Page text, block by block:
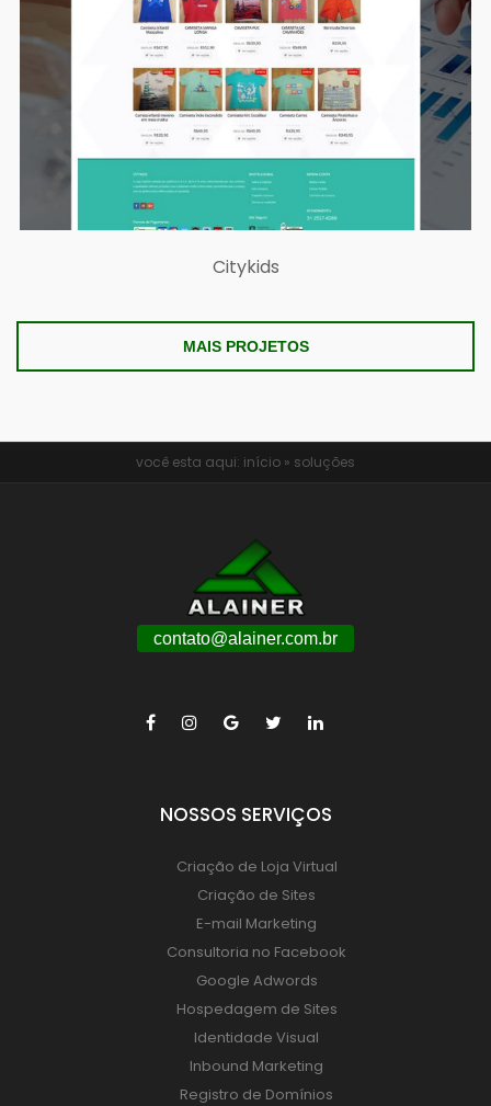
Citykids
MAIS PROJETOS
você esta aqui: início » soluções
contato@alainer.com.br
NOSSOS SERVIÇOS
Criação de Loja Virtual
Criação de Sites
E-mail Marketing
Consultoria no Facebook
Google Adwords
Hospedagem de Sites
Identidade Visual
Inbound Marketing
Registro de Domínios